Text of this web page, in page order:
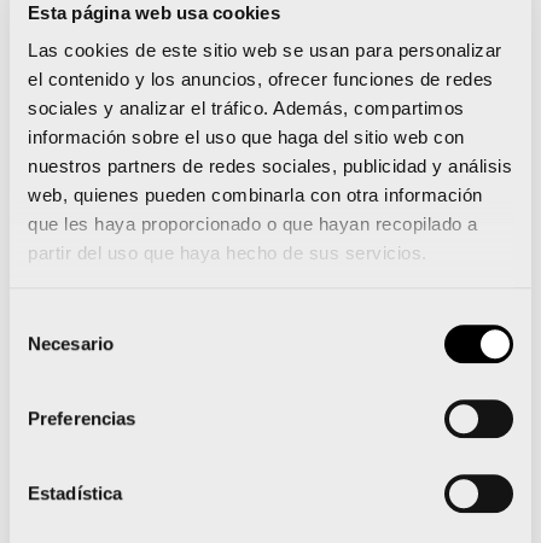
Esta página web usa cookies
Las cookies de este sitio web se usan para personalizar
el contenido y los anuncios, ofrecer funciones de redes
sociales y analizar el tráfico. Además, compartimos
información sobre el uso que haga del sitio web con
nuestros partners de redes sociales, publicidad y análisis
web, quienes pueden combinarla con otra información
que les haya proporcionado o que hayan recopilado a
partir del uso que haya hecho de sus servicios.
Necesario
Preferencias
Estadística
Noticias relacionadas
Runna se convierte en el
y el Maratón Valencia